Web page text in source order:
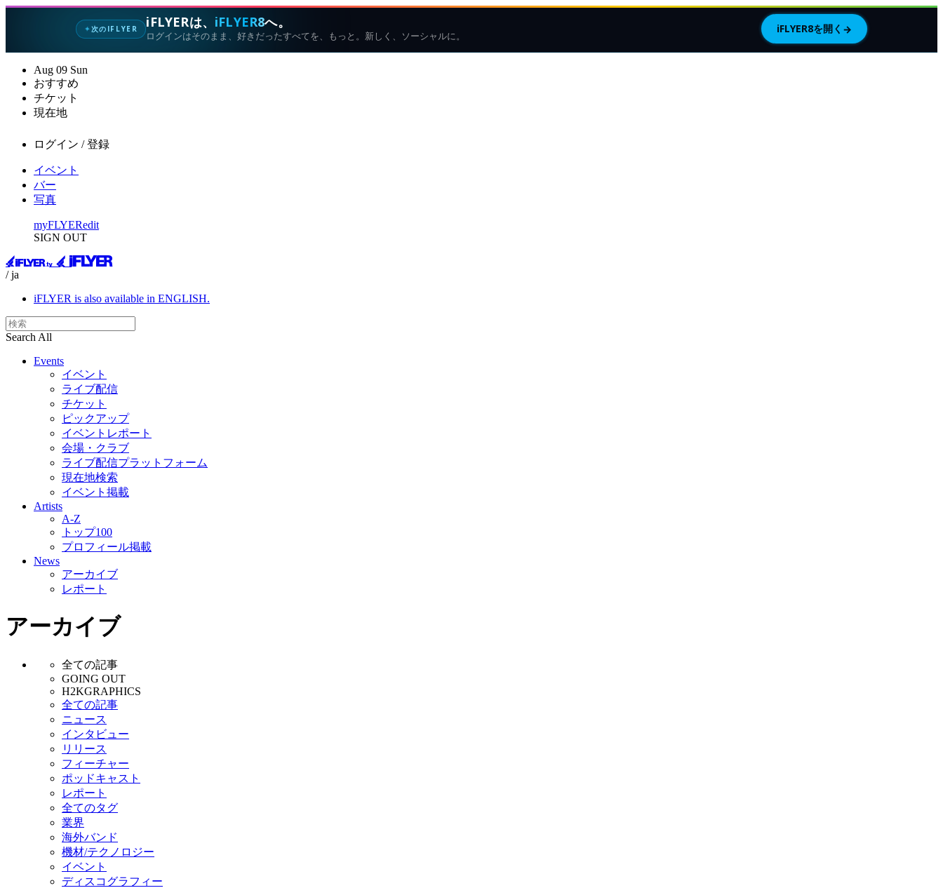
✦次のIFLYER iFLYERは、 iFLYER8へ。
ログインはそのまま、好きだったすべてを、もっと。新しく、ソーシャルに。
iFLYER8を開く →
Aug 09 Sun
おすすめ
チケット
現在地
ログイン / 登録
イベント
バー
写真
myFLYERedit
SIGN OUT
/ ja
iFLYER is also available in ENGLISH.
Search All
Events
イベント
ライブ配信
チケット
ピックアップ
イベントレポート
会場・クラブ
ライブ配信プラットフォーム
現在地検索
イベント掲載
Artists
A-Z
トップ100
プロフィール掲載
News
アーカイブ
レポート
アーカイブ
全ての記事
GOING OUT
H2KGRAPHICS
全ての記事
ニュース
インタビュー
リリース
フィーチャー
ポッドキャスト
レポート
全てのタグ
業界
海外バンド
機材/テクノロジー
イベント
ディスコグラフィー